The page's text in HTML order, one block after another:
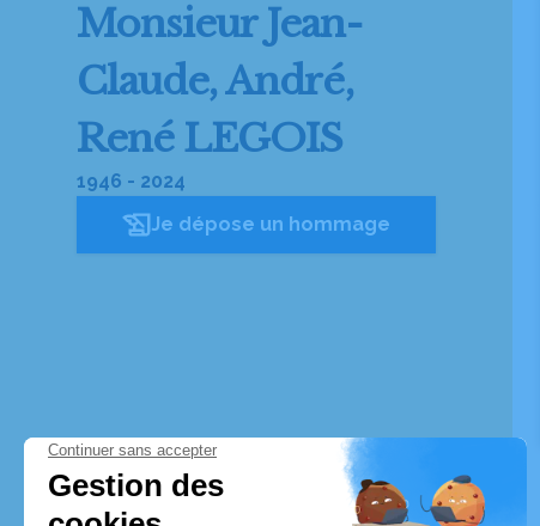
Monsieur Jean-
Claude, André,
René LEGOIS
1946 - 2024
Je dépose un hommage